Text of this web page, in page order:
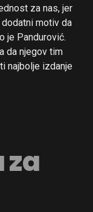
za nas, jer
dodatni motiv da
je Pandurović.
da njegov tim
najbolje izdanje
za